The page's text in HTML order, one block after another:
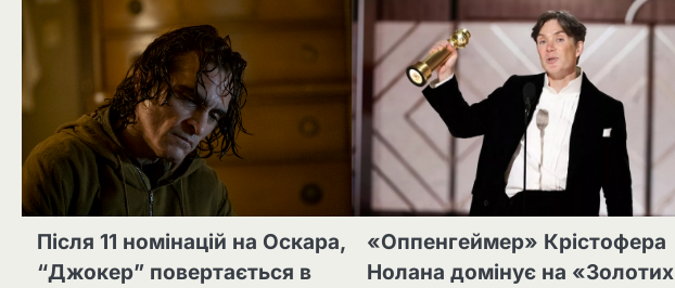
Після 11 номінацій на Оскара,
“Джокер” повертається в
«Оппенгеймер» Крістофера
Нолана домінує на «Золотих